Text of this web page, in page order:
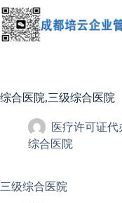
跳
至
内
综合医院,三级综合医院
医疗许可证代
综合医院
三级综合医院